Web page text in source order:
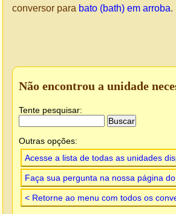
conversor para bato (bath) em arroba.
Não encontrou a unidade
Tente pesquisar:
Outras opções:
Acesse a lista de todas as unidades
Faça sua pergunta na nossa página
< Retorne ao menu com todos os